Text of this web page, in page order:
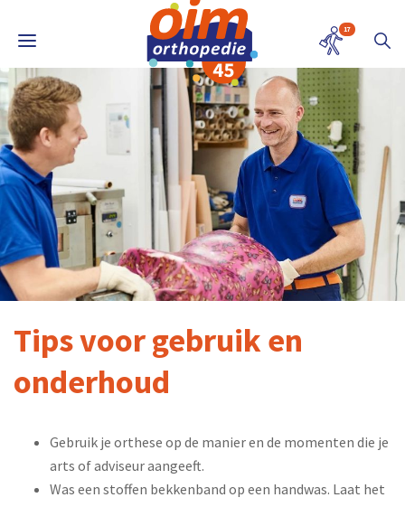
17
Tips voor gebruik en
onderhoud
Gebruik je orthese op de manier en de momenten die je
arts of adviseur aangeeft.
Was een stoffen bekkenband op een handwas. Laat het